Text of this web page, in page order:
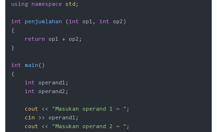
using namespace std ;
int penjumlahan ( int op1, int op2)
{
return op1 + op2;
}
int main ()
{
int operand1;
int operand2;
cout << "Masukan operand 1 ~ " ;
cin >> operand1;
cout << "Masukan operand 2 ~ " ;